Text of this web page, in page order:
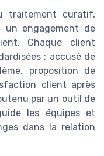
traitement curatif,
engagement de
Chaque client
: accusé de
proposition de
client après
par un outil de
les équipes et
dans la relation